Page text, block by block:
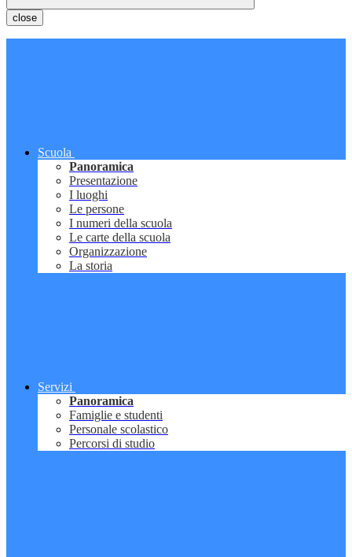
close
Scuola
Panoramica
Presentazione
I luoghi
Le persone
I numeri della scuola
Le carte della scuola
Organizzazione
La storia
Servizi
Panoramica
Famiglie e studenti
Personale scolastico
Percorsi di studio